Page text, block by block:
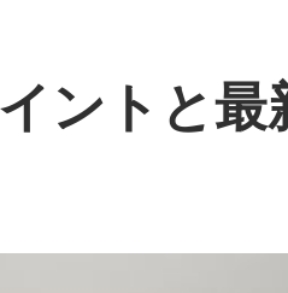
ントと最